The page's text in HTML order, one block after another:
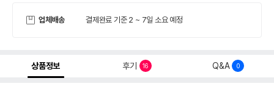
업체배송 결제완료 기준 2 ~ 7일 소요 예정
상품정보 후기 16 Q&A 0